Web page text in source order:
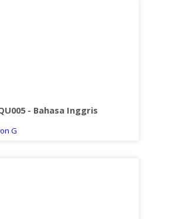
- Bahasa Inggris
G